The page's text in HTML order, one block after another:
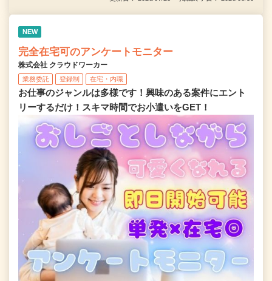
NEW
完全在宅可のアンケートモニター
株式会社 クラウドワーカー
業務委託 登録制 在宅・内職
お仕事のジャンルは多様です！興味のある案件にエント
リーするだけ！スキマ時間でお小遣いをGET！